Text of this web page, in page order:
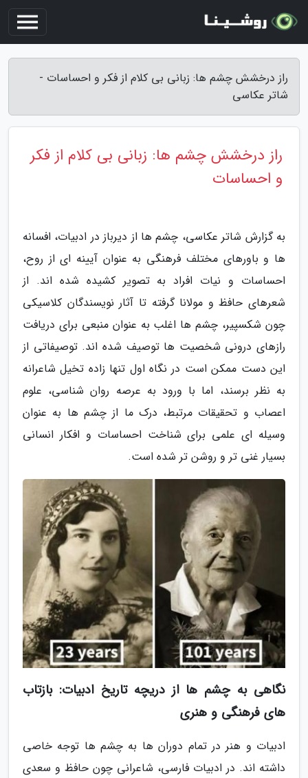
راز درخشش چشم ها: زبانی بی کلام از فکر و احساسات -
شاتر عکاسی
راز درخشش چشم ها: زبانی بی کلام از فکر
و احساسات
به گزارش شاتر عکاسی، چشم ها از دیرباز در ادبیات، افسانه
ها و باورهای مختلف فرهنگی به عنوان آیینه ای از روح،
احساسات و نیات افراد به تصویر کشیده شده اند. از
شعرهای حافظ و مولانا گرفته تا آثار نویسندگان کلاسیکی
چون شکسپیر، چشم ها اغلب به عنوان منبعی برای دریافت
رازهای درونی شخصیت ها توصیف شده اند. توصیفاتی از
این دست ممکن است در نگاه اول تنها زاده تخیل شاعرانه
به نظر برسند، اما با ورود به عرصه روان شناسی، علوم
اعصاب و تحقیقات مرتبط، درک ما از چشم ها به عنوان
وسیله ای علمی برای شناخت احساسات و افکار انسانی
بسیار غنی تر و روشن تر شده است.
نگاهی به چشم ها از دریچه تاریخ ادبیات: بازتاب
های فرهنگی و هنری
ادبیات و هنر در تمام دوران ها به چشم ها توجه خاصی
داشته اند. در ادبیات فارسی، شاعرانی چون حافظ و سعدی